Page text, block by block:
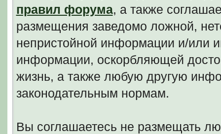
правил форума, а также
размещения заведомо ложной,
непристойной информации и/или
информации, оскорбляющей
жизнь, а также любую другую
законодательным нормам.
Вы соглашаетесь не размещать